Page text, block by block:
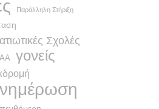
Παράλληλη Στήριξη
Σχολές
γονείς